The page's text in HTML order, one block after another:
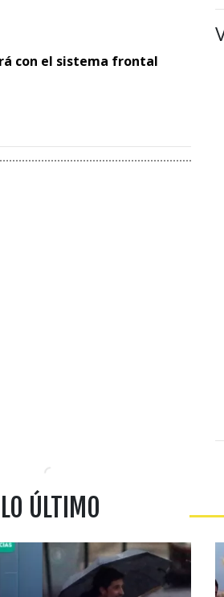
con el sistema frontal
LO ÚLTIMO